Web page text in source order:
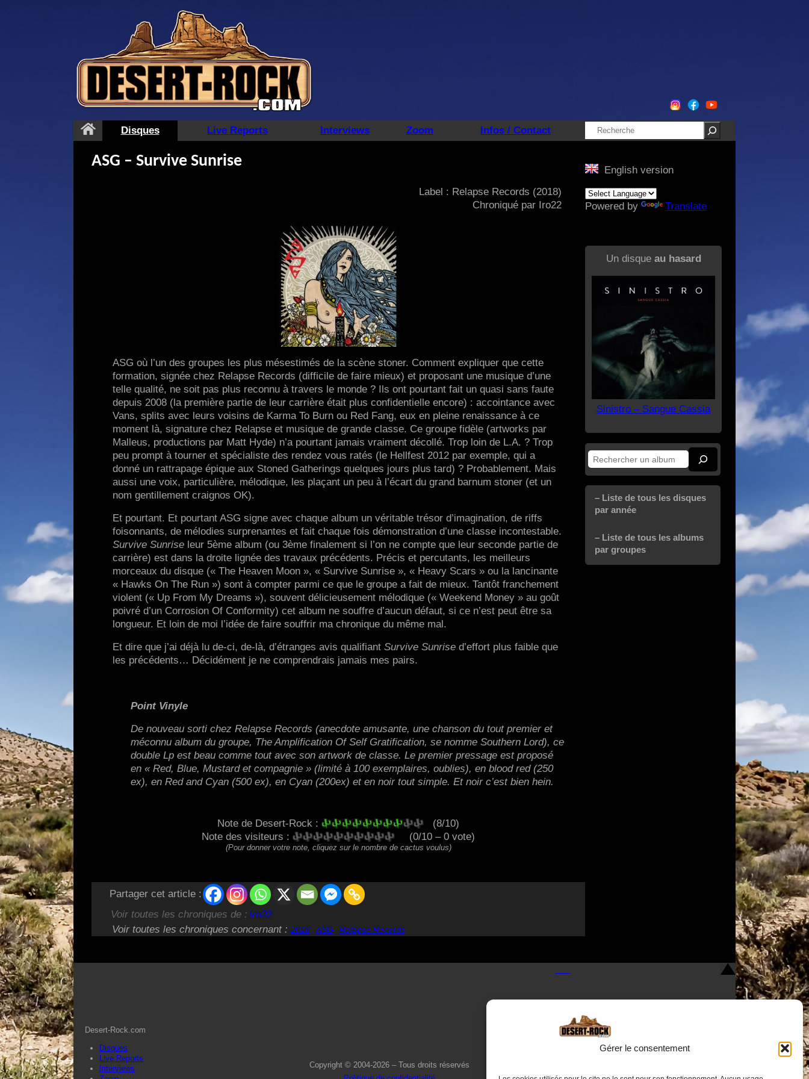
Gérer le consentement
Disques Live Reports Interviews Zoom Infos / Contact Rechercher
ASG – Survive Sunrise
Label : Relapse Records (2018)
Chroniqué par Iro22
ASG où l’un des groupes les plus mésestimés de la scène stoner. Comment expliquer que cette
formation, signée chez Relapse Records (difficile de faire mieux) et proposant une musique d’une
telle qualité, ne soit pas plus reconnu à travers le monde ? Ils ont pourtant fait un quasi sans faute
depuis 2008 (la première partie de leur carrière était plus confidentielle encore) : accointance avec
Vans, splits avec leurs voisins de Karma To Burn ou Red Fang, eux en pleine renaissance à ce
moment là, signature chez Relapse et musique de grande classe. Ce groupe fidèle (artworks par
Malleus, productions par Matt Hyde) n’a pourtant jamais vraiment décollé. Trop loin de L.A. ? Trop
peu prompt à tourner et spécialiste des rendez vous ratés (le Hellfest 2012 par exemple, qui a
donné un rattrapage épique aux Stoned Gatherings quelques jours plus tard) ? Probablement. Mais
aussi une voix, particulière, mélodique, les plaçant un peu à l’écart du grand barnum stoner (et un
nom gentillement craignos OK).
Et pourtant. Et pourtant ASG signe avec chaque album un véritable trésor d’imagination, de riffs
foisonnants, de mélodies surprenantes et fait chaque fois démonstration d’une classe incontestable.
Survive Sunrise leur 5ème album (ou 3ème finalement si l’on ne compte que leur seconde partie de
carrière) est dans la droite lignée des travaux précédents. Précis et percutants, les meilleurs
morceaux du disque (« The Heaven Moon », « Survive Sunrise », « Heavy Scars » ou la lancinante
« Hawks On The Run ») sont à compter parmi ce que le groupe a fait de mieux. Tantôt franchement
violent (« Up From My Dreams »), souvent délicieusement mélodique (« Weekend Money » au goût
poivré d’un Corrosion Of Conformity) cet album ne souffre d’aucun défaut, si ce n’est peut être sa
longueur. Et loin de moi l’idée de faire souffrir ma chronique du même mal.
Et dire que j’ai déjà lu de-ci, de-là, d’étranges avis qualifiant Survive Sunrise d’effort plus faible que
les précédents… Décidément je ne comprendrais jamais mes pairs.
Point Vinyle
De nouveau sorti chez Relapse Records (anecdote amusante, une chanson du tout premier et
méconnu album du groupe, The Amplification Of Self Gratification, se nomme Southern Lord), ce
double Lp est beau comme tout avec son artwork de classe. Le premier pressage est proposé
en « Red, Blue, Mustard et compagnie » (limité à 100 exemplaires, oublies), en blood red (250
ex), en Red and Cyan (500 ex), en Cyan (200ex) et en noir tout simple. Et noir c’est bien hein.
Note de Desert-Rock :
(8/10)
Note des visiteurs :
(0/10 – 0 vote)
(Pour donner votre note, cliquez sur le nombre de cactus voulus)
Partager cet article :
Voir toutes les chroniques de : Iro22
Voir toutes les chroniques concernant : 2018 ASG Relapse Records
English version
Powered by Translate
Un disque au hasard
Sinistro – Sangue Cassia
Rechercher
– Liste de tous les disques
par année
– Liste de tous les albums
par groupes
Desert-Rock.com
Disques
Live Reports
Interviews
Copyright © 2004-2026 – Tous droits réservés